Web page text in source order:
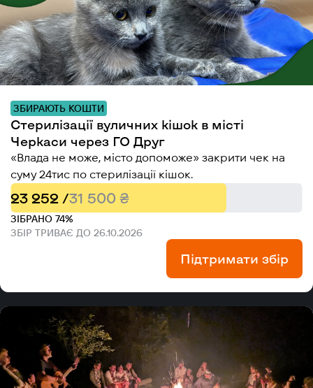
ЗБИРАЮТЬ КОШТИ
Стерилізації вуличних кішок в місті
Черкаси через ГО Друг
«Влада не може, місто допоможе» закрити чек на
суму 24тис по стерилізації кішок.
23 252 /31 500 ₴
ЗІБРАНО 74%
ЗБІР ТРИВАЄ ДО 26.10.2026
Підтримати збір